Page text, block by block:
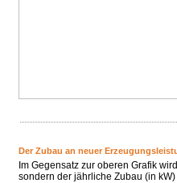
Der Zubau an neuer
Im Gegensatz zur oberen Grafik
sondern der jährliche Zubau (in